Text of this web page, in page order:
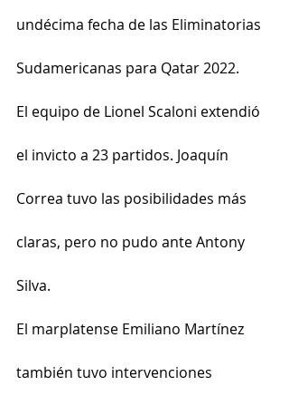
undécima fecha de las Eliminatorias
Sudamericanas para Qatar 2022.
El equipo de Lionel Scaloni extendió
el invicto a 23 partidos. Joaquín
Correa tuvo las posibilidades más
claras, pero no pudo ante Antony
Silva.
El marplatense Emiliano Martínez
también tuvo intervenciones